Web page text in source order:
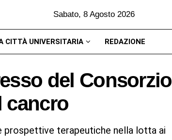
Sabato, 8 Agosto 2026
CITTÀ UNIVERSITARIA REDAZIONE
del Consorzio
cancro
prospettive terapeutiche nella lotta ai